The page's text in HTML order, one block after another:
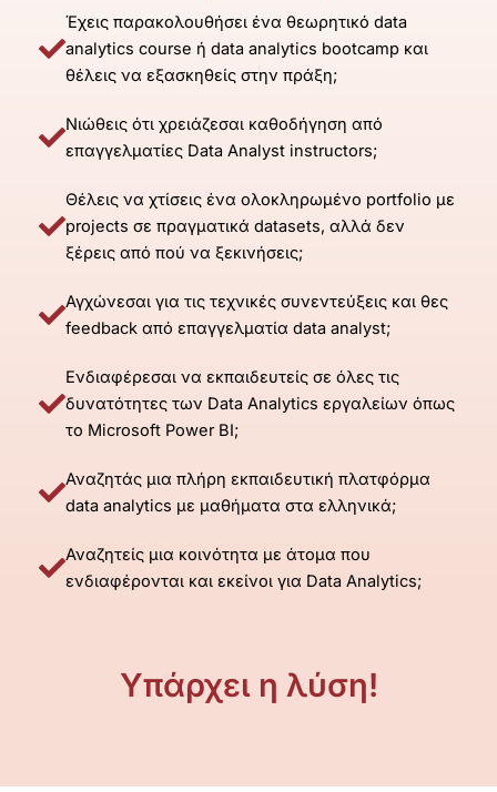
Έχεις παρακολουθήσει ένα θεωρητικό data
analytics course ή data analytics bootcamp και
θέλεις να εξασκηθείς στην πράξη;
Νιώθεις ότι χρειάζεσαι καθοδήγηση από
επαγγελματίες Data Analyst instructors;
Θέλεις να χτίσεις ένα ολοκληρωμένο portfolio με
projects σε πραγματικά datasets, αλλά δεν
ξέρεις από πού να ξεκινήσεις;
Αγχώνεσαι για τις τεχνικές συνεντεύξεις και θες
feedback από επαγγελματία data analyst;
Ενδιαφέρεσαι να εκπαιδευτείς σε όλες τις
δυνατότητες των Data Analytics εργαλείων όπως
το Microsoft Power BI;
Αναζητάς μια πλήρη εκπαιδευτική πλατφόρμα
data analytics με μαθήματα στα ελληνικά;
Αναζητείς μια κοινότητα με άτομα που
ενδιαφέρονται και εκείνοι για Data Analytics;
Υπάρχει η λύση!